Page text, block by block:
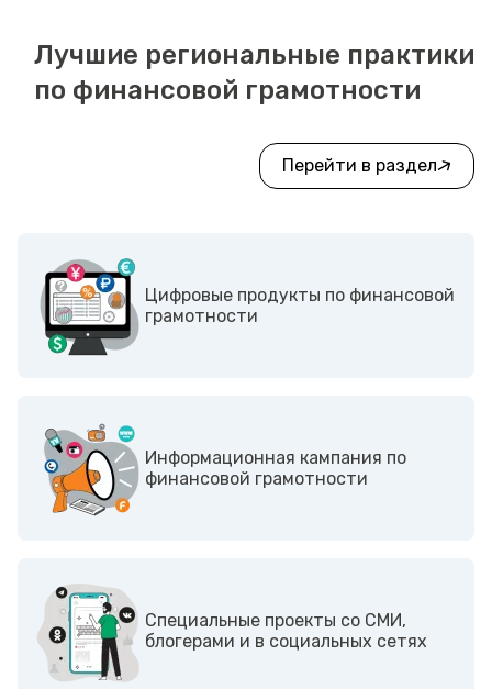
Лучшие региональные практики
по финансовой грамотности
Перейти в раздел
Цифровые продукты по финансовой
грамотности
Информационная кампания по
финансовой грамотности
Cпециальные проекты со СМИ,
блогерами и в социальных сетях